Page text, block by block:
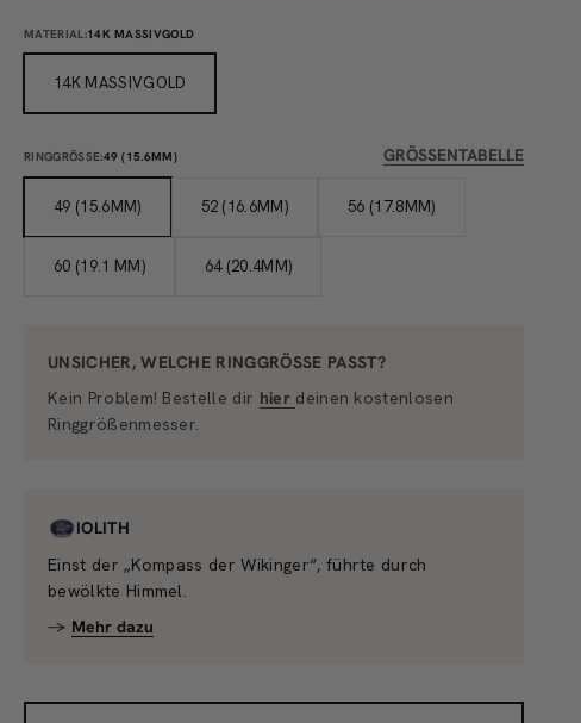
MATERIAL:14K MASSIVGOLD
14K MASSIVGOLD
RINGGRÖSSE: 49 (15.6MM) GRÖSSENTABELLE
49 (15.6MM) 52 (16.6MM) 56 (17.8MM)
60 (19.1 MM) 64 (20.4MM)
UNSICHER, WELCHE RINGGRÖSSE PASST?
Kein Problem! Bestelle dir hier deinen kostenlosen
Ringgrößenmesser.
IOLITH
Einst der „Kompass der Wikinger“, führte durch
bewölkte Himmel.
→ Mehr dazu